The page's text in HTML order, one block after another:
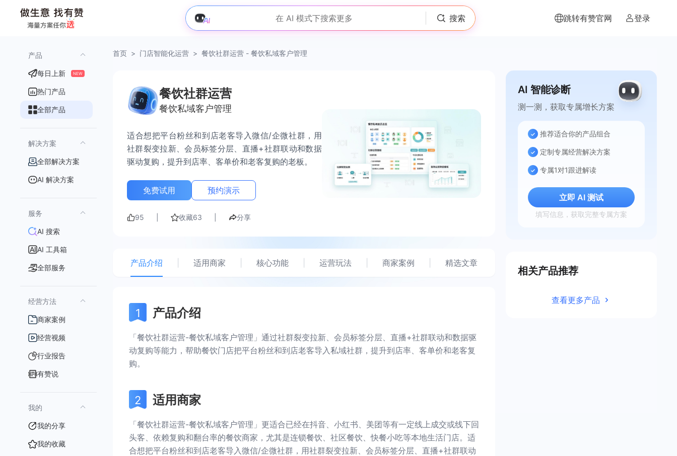
在 AI 模式下搜索更多 搜索 跳转有赞官网 登录
产品
每日上新 NEW
热门产品
全部产品
解决方案
全部解决方案
AI 解决方案
服务
AI 搜索
AI 工具箱
全部服务
经营方法
商家案例
经营视频
行业报告
有赞说
我的
我的分享
我的收藏
首页 > 门店智能化运营 > 餐饮社群运营 - 餐饮私域客户管理
餐饮社群运营
餐饮私域客户管理
适合想把平台粉丝和到店老客导入微信/企微社群，用
社群裂变拉新、会员标签分层、直播+社群联动和数据
驱动复购，提升到店率、客单价和老客复购的老板。
免费试用 预约演示
95 收藏63 分享
产品介绍 适用商家 核心功能 运营玩法 商家案例 精选文章
产品介绍
「餐饮社群运营-餐饮私域客户管理」通过社群裂变拉新、会员标签分层、直播+社群联动和数据驱
动复购等能力，帮助餐饮门店把平台粉丝和到店老客导入私域社群，提升到店率、客单价和老客复
购。
适用商家
「餐饮社群运营-餐饮私域客户管理」更适合已经在抖音、小红书、美团等有一定线上成交或线下回
头客、依赖复购和翻台率的餐饮商家，尤其是连锁餐饮、社区餐饮、快餐小吃等本地生活门店。适
合想把平台粉丝和到店老客导入微信/企微社群，用社群裂变拉新、会员标签分层、直播+社群联动
AI 智能诊断
测一测，获取专属增长方案
推荐适合你的产品组合
定制专属经营解决方案
专属1对1跟进解读
立即 AI 测试
填写信息，获取完整专属方案
相关产品推荐
查看更多产品